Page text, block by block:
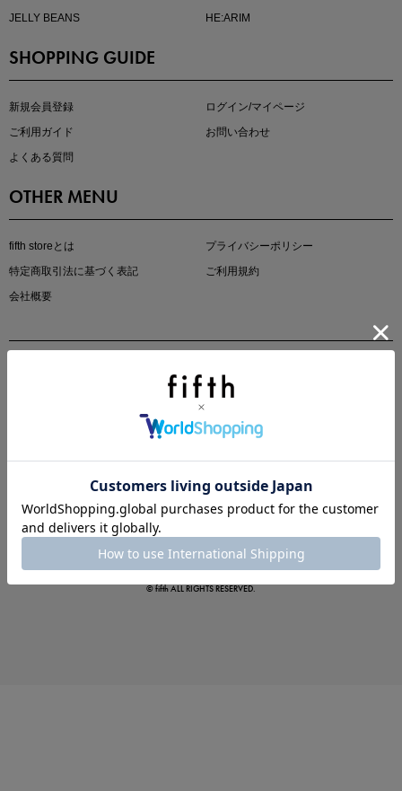
大人の着映えアイテム5選
マストバイアイテム
この夏の主役確定！
JELLY BEANS
HE:ARIM
SHOPPING GUIDE
新規会員登録
ログイン/マイページ
ご利用ガイド
お問い合わせ
よくある質問
OTHER MENU
fifth storeとは
プライバシーポリシー
特定商取引法に基づく表記
ご利用規約
会社概要
© fifth ALL RIGHTS RESERVED.